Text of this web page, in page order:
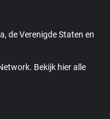
de Verenigde Staten en
Bekijk hier alle